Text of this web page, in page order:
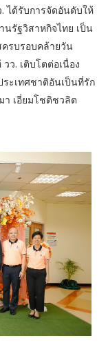
ได้รับการจัดอันดับให้
นรัฐวิสาหกิจไทย เป็น
ครบรอบคล้ายวัน
ว. เติบโตต่อเนื่อง
ระเทศชาติอันเป็นที่รัก
า เอี่ยมโชติชวลิต